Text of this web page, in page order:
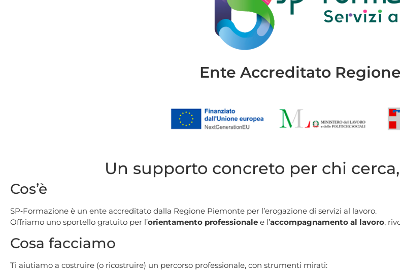
Ente Accreditato
Un supporto concreto per chi
Cos’è
SP‑Formazione è un ente accreditato dalla Regione Piemonte per l’erogazione di servizi al lavoro.
Offriamo uno sportello gratuito per l’orientamento professionale e l’accompagnamento al lavoro,
Cosa facciamo
Ti aiutiamo a costruire (o ricostruire) un percorso professionale, con strumenti mirati: